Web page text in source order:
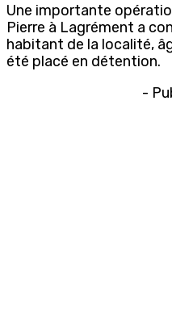
Une importante
Pierre à Lagrément a
habitant de la localité,
été placé en détention.
-